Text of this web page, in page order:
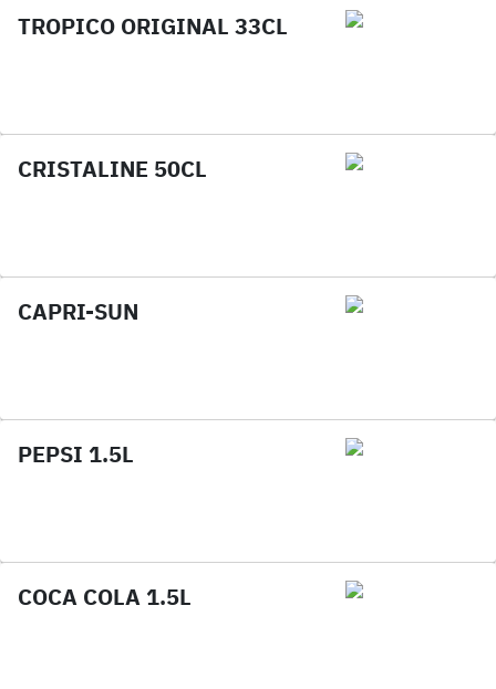
TROPICO ORIGINAL 33CL
CRISTALINE 50CL
CAPRI-SUN
PEPSI 1.5L
COCA COLA 1.5L